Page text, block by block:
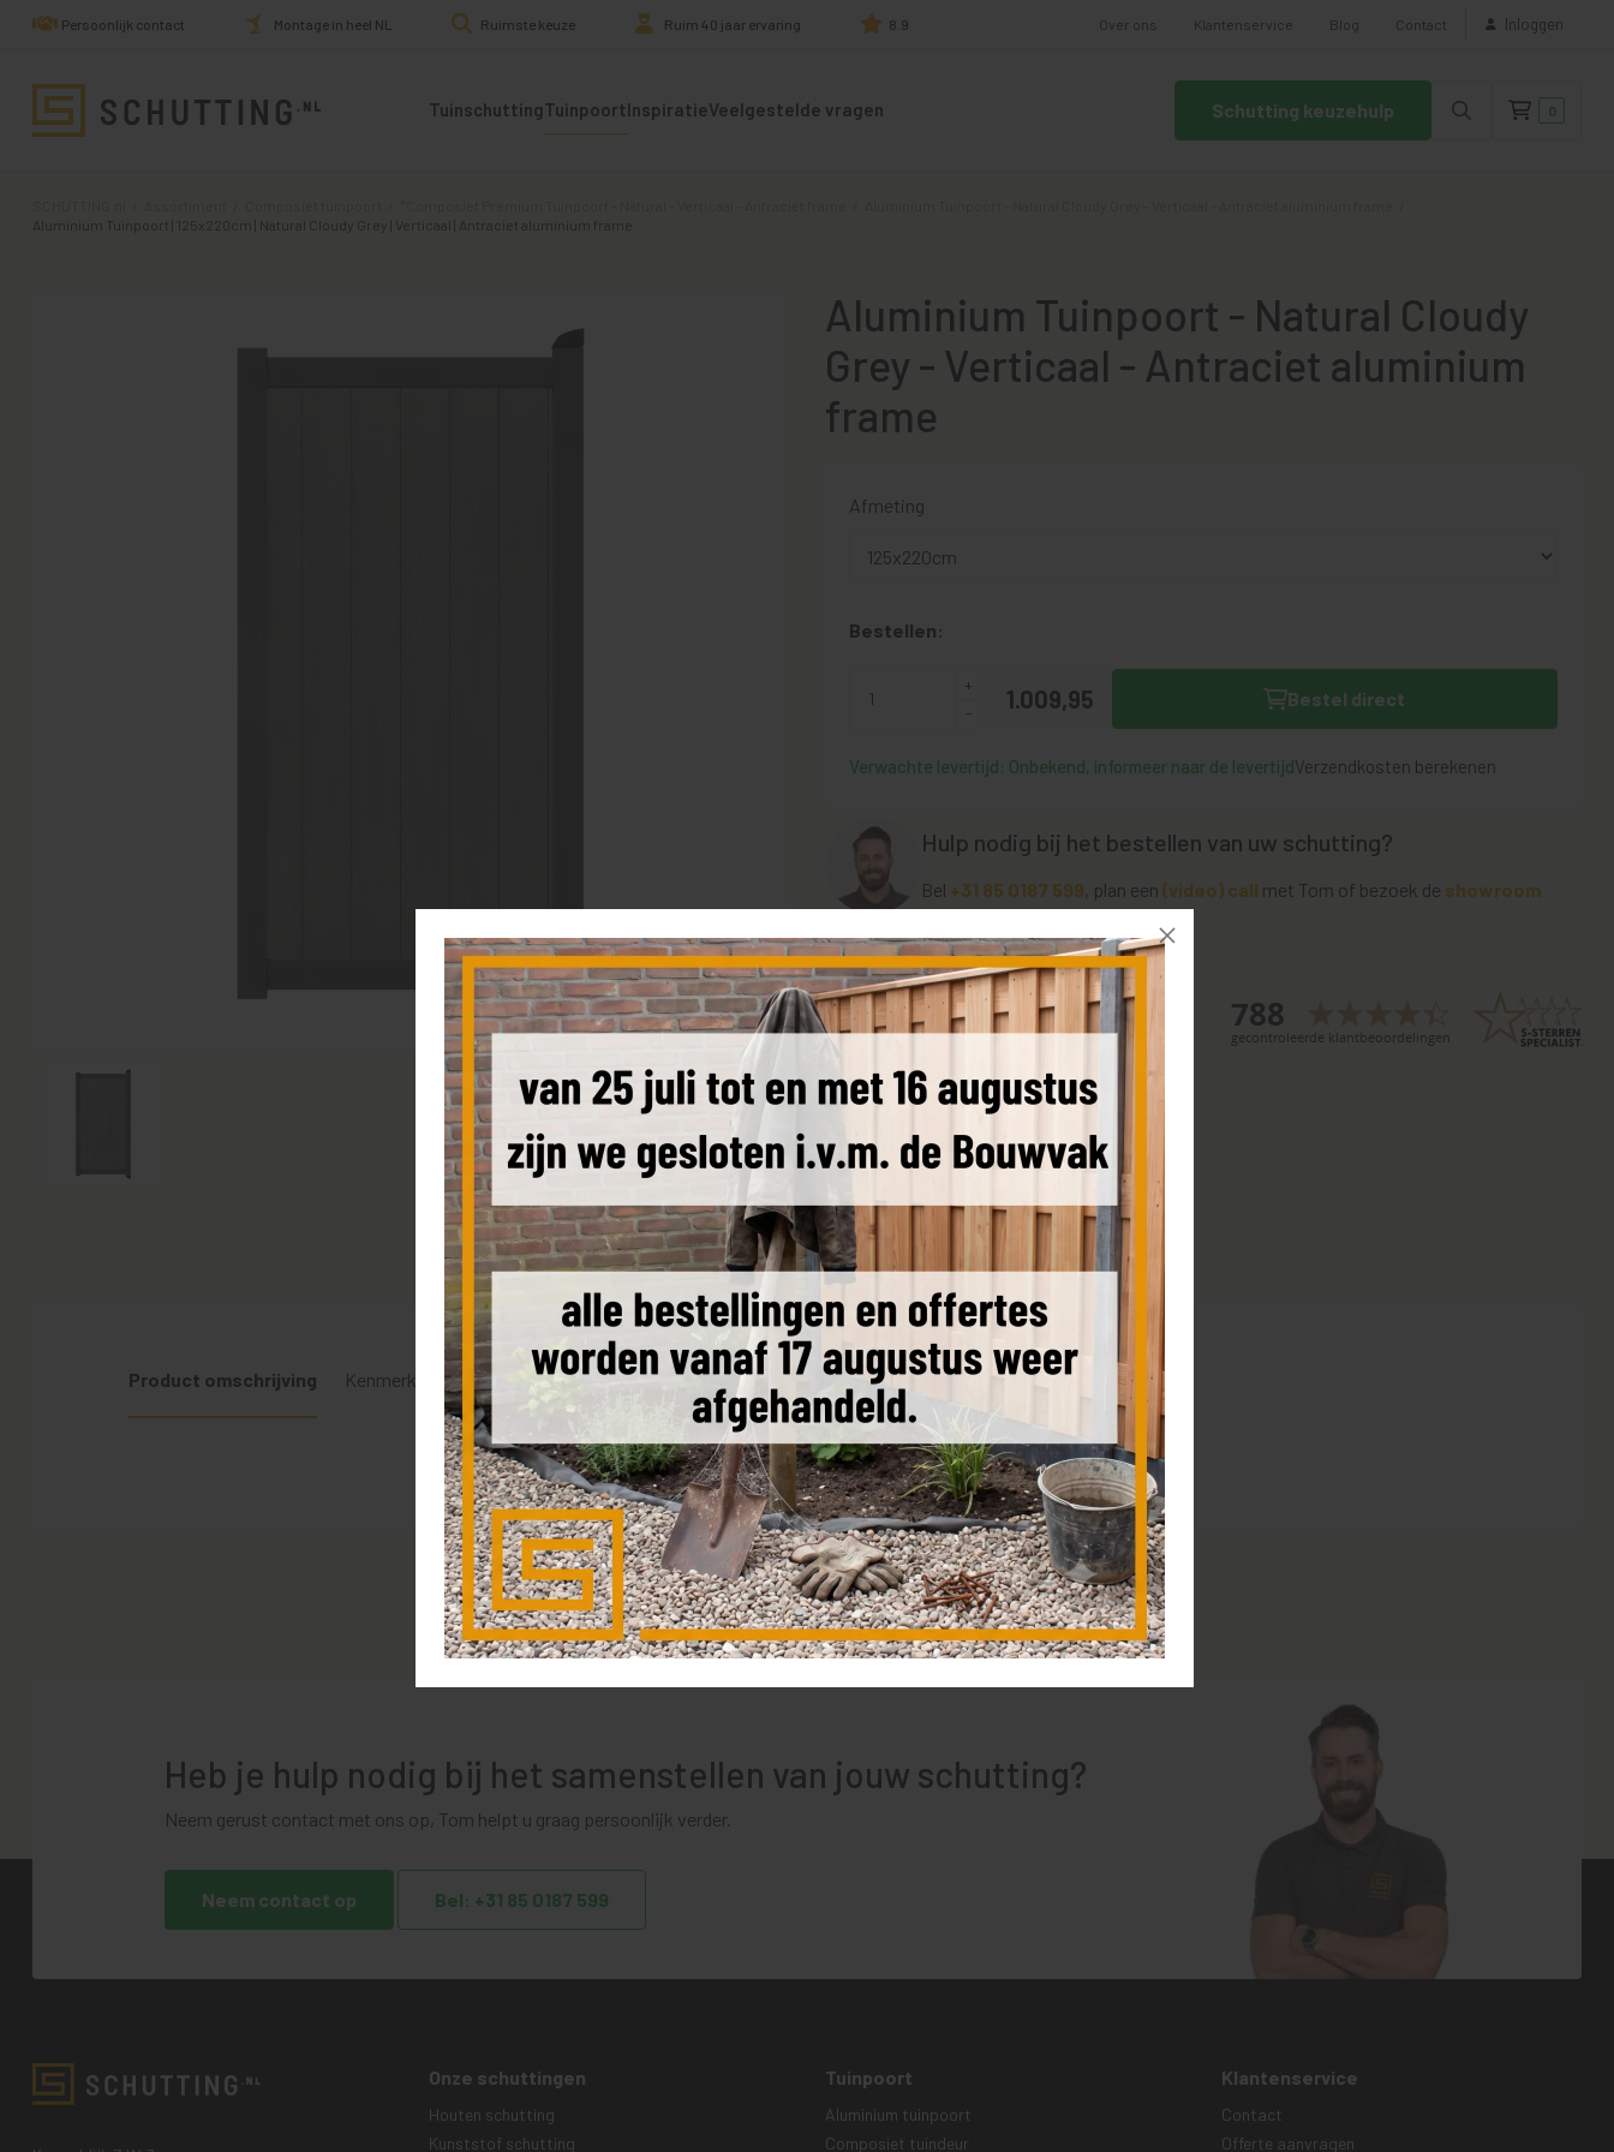
Persoonlijk contact Montage in heel NL Ruimste keuze Ruim 40 jaar ervaring 8.9 Over ons Klantenservice Blog Contact Inloggen
TuinschuttingTuinpoortInspiratieVeelgestelde vragen Schutting keuzehulp 0
Aluminium Tuinpoort | 125x220cm | Natural Cloudy Grey | Verticaal | Antraciet aluminium frame
Aluminium Tuinpoort - Natural Cloudy
Grey - Verticaal - Antraciet aluminium
frame
Afmeting
Bestellen:
1.009,95 Bestel direct
Verwachte levertijd: Onbekend, informeer naar de levertijdVerzendkosten berekenen
Hulp nodig bij het bestellen van uw schutting?
Bel +31 85 0187 599 , plan een (video) call met Tom of bezoek de showroom
Bestel een sample
Product omschrijving Kenmerken Levering & leverdag Transporttarieven Producteigenschappen Andere afmetingen
Heb je hulp nodig bij het samenstellen van jouw schutting?
Neem gerust contact met ons op, Tom helpt u graag persoonlijk verder.
Neem contact op Bel: +31 85 0187 599
Onze schuttingen
Houten schutting
Kunststof schutting
Tuinpoort
Aluminium tuinpoort
Composiet tuindeur
Klantenservice
Contact
Offerte aanvragen